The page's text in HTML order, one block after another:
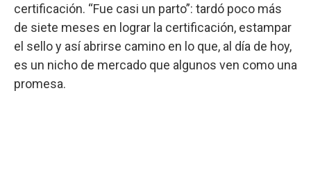
certificación. “Fue casi un parto”: tardó poco más
de siete meses en lograr la certificación, estampar
el sello y así abrirse camino en lo que, al día de hoy,
es un nicho de mercado que algunos ven como una
promesa.